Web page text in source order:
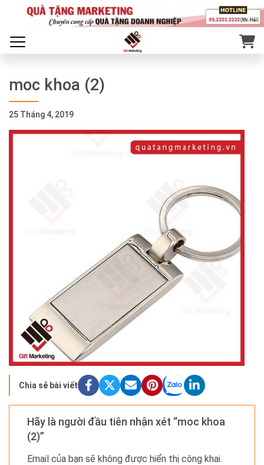
moc khoa (2)
25 Tháng 4, 2019
Chia sẻ bài viết
Hãy là người đầu tiên nhận xét “moc khoa
(2)”
Email của bạn sẽ không được hiển thị công khai.